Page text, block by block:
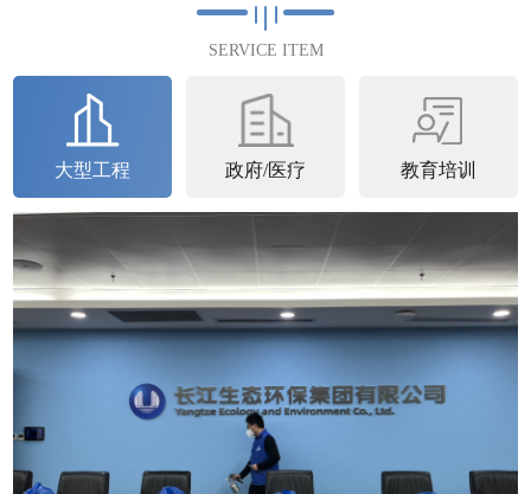
SERVICE ITEM
大型工程 政府/医疗 教育培训
满完成2023年4月25日完成第...
查看详情
石家庄中核
中核汇能河北新能源有限公司空气治理圆满完
成中核汇能河北新能源有限公司进行了空气治
理并于2023年6月22日圆满完成。中核...